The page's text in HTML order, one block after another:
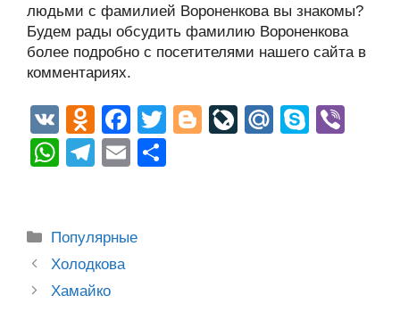
людьми с фамилией Вороненкова вы знакомы?
Будем рады обсудить фамилию Вороненкова
более подробно с посетителями нашего сайта в
комментариях.
V
K
O
d
n
kl
a
ss
F
a
c
b
T
Bl
Li
M
S
W
s
A
p
T
gr
a
m
E
Рубрики
Популярные
Post
navigation
Холодкова
Хамайко